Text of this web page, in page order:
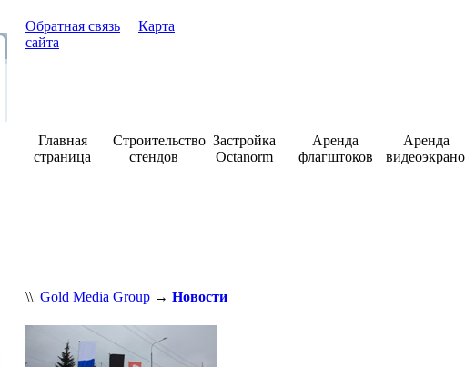
Главная
страница
Строительство
стендов
Застройка
Octanorm
Аренда
флагштоков
Аренда
Обратная связь
Карта
сайта
\\ Gold Media Group → Новости